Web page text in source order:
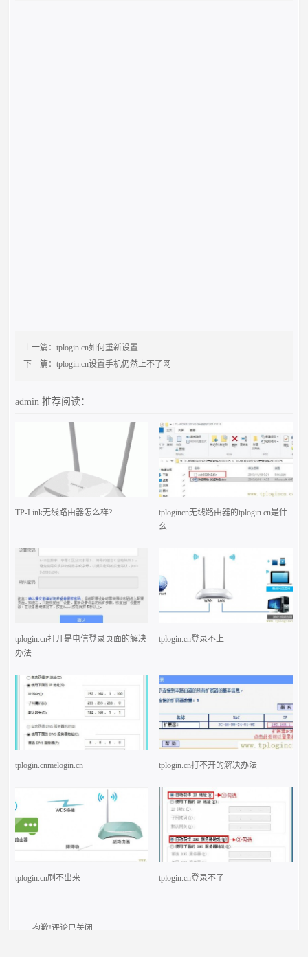
上一篇：tplogin.cn如何重新设置
下一篇：tplogin.cn设置手机仍然上不了网
admin推荐阅读：
TP-Link无线路由器怎么样?
tplogincn无线路由器的tplogin.cn是什
么
tplogin.cn打开是电信登录页面的解决
办法
tplogin.cn登录不上
tplogin.cnmelogin.cn tplogin.cn打不开的解决办法
tplogin.cn刷不出来 tplogin.cn登录不了
抱歉!评论已关闭.